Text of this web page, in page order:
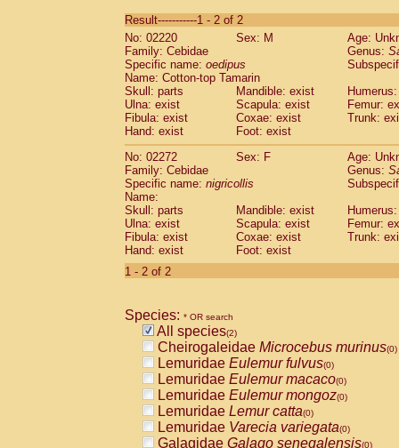
CebidaeSaguinus labiatus(0)
Cebidae Saguinus leucopus (0)
Cebidae
CebidaeSaguinus mystax
Cebidae Saguinus nigricollis (1)
Cebidae Saguinus oedipus
Cebidae Saguinus weddelli
Cebidae Saguinusspp.
Cebidae Aotus trivirgatus
Cebidae
CebidaeCebus apella
Cebidae
Cebidae Cebus nigrivittatus
Cebidae Cebusspp.(0)
Cebidae Saimiri boliviensis
CebidaeSaimiri sciureus(0)
AtelidaeAlouatta caraya(0)
Atelidae Alouatta seniculus
AtelidaeAlouatta
AtelidaeAteles belzebuth(0)
AtelidaeAteles geoffroyi(0)
AtelidaeAteles paniscus(0)
AtelidaeAtelesspp. (0)
AtelidaeLagothrix lagothricha
AtelidaeLagothrix lagothricha cana
PitheciidaeCacajao calvus
Result-----------1 - 2 of 2
No: 02220
Sex: M
Age:
Family: Cebidae
Genus:
Specific name: oedipus
Name: Cotton-top Tamarin
Skull: parts
Mandible: exist
Ulna: exist
Scapula: exist
Femur:
Fibula: exist
Coxae: exist
Trunk:
Hand: exist
Foot: exist
No: 02272
Sex: F
Age:
Family: Cebidae
Genus:
Specific name: nigricollis
Name:
Skull: parts
Mandible: exist
Ulna: exist
Scapula: exist
Femur:
Fibula: exist
Coxae: exist
Trunk:
Hand: exist
Foot: exist
1 - 2 of 2
Species: * OR search
All species(2)
Cheirogaleidae Microcebus murinus(0)
Lemuridae Eulemur fulvus(0)
Lemuridae Eulemur macaco(0)
Lemuridae Eulemur mongoz(0)
Lemuridae Lemur catta(0)
Lemuridae Varecia variegata(0)
Galagidae Galago senegalensis(0)